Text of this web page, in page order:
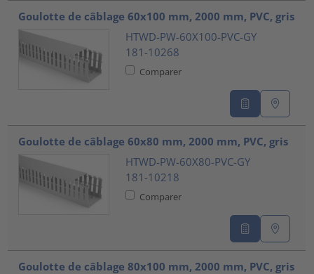
Goulotte de câblage 60x100 mm, 2000 mm, PVC, gris
HTWD-PW-60X100-PVC-GY
181-10268
Comparer
Goulotte de câblage 60x80 mm, 2000 mm, PVC, gris
HTWD-PW-60X80-PVC-GY
181-10218
Comparer
Goulotte de câblage 80x100 mm, 2000 mm, PVC, gris